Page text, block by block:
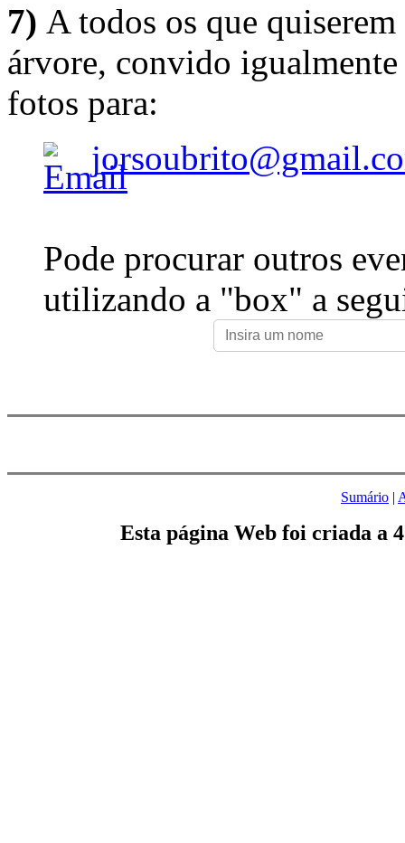
7) A todos os que
árvore, convido
fotos para:
Pode procurar outros
utilizando a "box" a
Sumário |
Esta página Web foi criada a